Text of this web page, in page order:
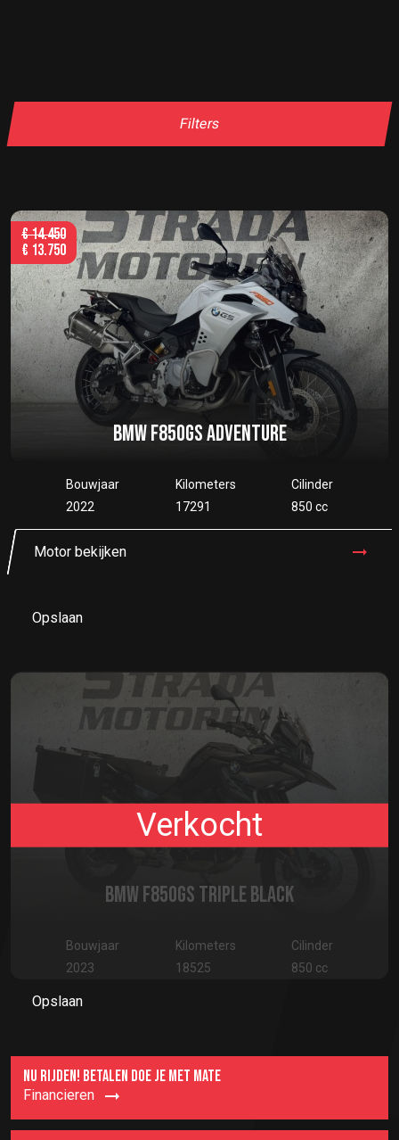
Filters
BMW F850GS ADVENTURE
Bouwjaar
2022
Kilometers
17291
Cilinder
850 cc
Motor bekijken
€14.450
€ 13.750
Opslaan
Verkocht
BMW F850GS TRIPLE BLACK
Bouwjaar
2023
Kilometers
18525
Cilinder
850 cc
Opslaan
NU RIJDEN! BETALEN DOE JE MET MATE
Financieren